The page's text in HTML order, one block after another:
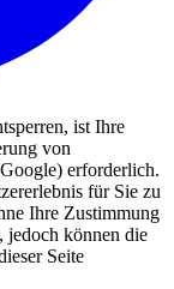
ist Ihre
von
erforderlich.
für Sie zu
Ihre Zustimmung
jedoch können die
Seite